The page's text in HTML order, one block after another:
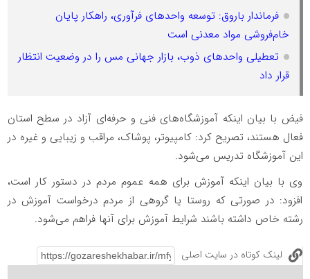
فرماندار باروق: توسعه واحدهای فرآوری، راهکار پایان
خام‌فروشی مواد معدنی است
تعطیلی واحدهای ذوب، بازار جهانی مس را در وضعیت انتظار
قرار داد
فیض با بیان اینکه آموزشگاه‌های فنی و حرفه‌ای آزاد در سطح استان
فعال هستند، تصریح کرد: کامپیوتر، پوشاک، مراقب و زیبایی و غیره در
این آموزشگاه تدریس می‌شود.
وی با بیان اینکه آموزش برای همه عموم مردم در دستور کار است،
افزود: در صورتی که روستا یا گروهی از مردم درخواست آموزش در
رشته خاص داشته باشند شرایط آموزش برای آنها فراهم می‌شود.
لینک کوتاه در سایت اصلی